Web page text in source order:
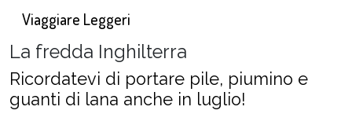
Viaggiare Leggeri
La fredda Inghilterra
Ricordatevi di portare pile, piumino e
guanti di lana anche in luglio!